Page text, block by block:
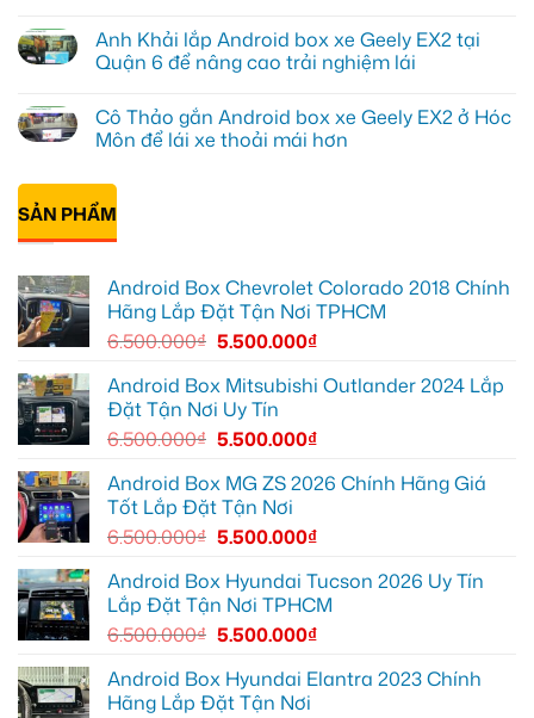
tô
Suzuki
XL7
12
để
ghi
cung
đường
lắp
Android
Box
EX2
tại
Quận
xem
Youtube
bình
luận
ở
lắp
Android
box
EX2
tại
Quận
Gò
xem
YouTube
dẫn
đường
Anh Khải lắp Android box xe Geely EX2 tại
Quận 6 để nâng cao trải nghiệm lái
bình
luận
ở
Android
box
xe
tại
Quận
nâng
trải
nghiệm
lái
Cô Thảo gắn Android box xe Geely EX2 ở Hóc
Môn để lái xe thoải mái hơn
có
luận
ở
Cô
Android
box
Geely
EX2
Hóc
Môn
để
mái
hơn
SẢN PHẨM
Android Box Chevrolet Colorado 2018 Chính
Hãng Lắp Đặt Tận Nơi TPHCM
6.500.000₫ 5.500.000₫
Android Box Mitsubishi Outlander 2024 Lắp
Đặt Tận Nơi Uy Tín
6.500.000₫ 5.500.000₫
Android Box MG ZS 2026 Chính Hãng Giá
Tốt Lắp Đặt Tận Nơi
6.500.000₫ 5.500.000₫
Android Box Hyundai Tucson 2026 Uy Tín
Lắp Đặt Tận Nơi TPHCM
6.500.000₫ 5.500.000₫
Android Box Hyundai Elantra 2023 Chính
Hãng Lắp Đặt Tận Nơi